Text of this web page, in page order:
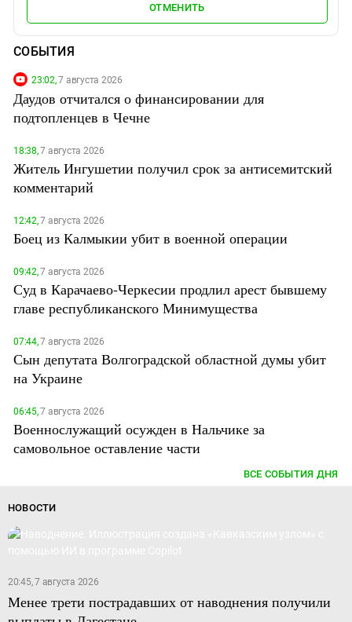
ОТМЕНИТЬ
СОБЫТИЯ
23:02,7 августа 2026
Даудов отчитался о финансировании для
подтопленцев в Чечне
18:38,7 августа 2026
Житель Ингушетии получил срок за антисемитский
комментарий
12:42,7 августа 2026
Боец из Калмыкии убит в военной операции
09:42,7 августа 2026
Суд в Карачаево-Черкесии продлил арест бывшему
главе республиканского Минимущества
07:44,7 августа 2026
Сын депутата Волгоградской областной думы убит
на Украине
06:45,7 августа 2026
Военнослужащий осужден в Нальчике за
самовольное оставление части
ВСЕ СОБЫТИЯ ДНЯ
НОВОСТИ
20:45, 7 августа 2026
Менее трети пострадавших от наводнения получили